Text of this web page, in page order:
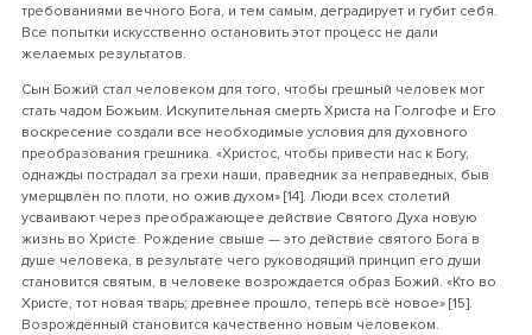
требованиями вечного Бога, и тем самым, деградирует и губит себя.
Все попытки искусственно остановить этот процесс не дали
желаемых результатов.
Сын Божий стал человеком для того, чтобы грешный человек мог
стать чадом Божьим. Искупительная смерть Христа на Голгофе и Его
воскресение создали все необходимые условия для духовного
преобразования грешника. «Христос, чтобы привести нас к Богу,
однажды пострадал за грехи наши, праведник за неправедных, быв
умерщвлён по плоти, но ожив духом» [14]. Люди всех столетий
усваивают через преображающее действие Святого Духа новую
жизнь во Христе. Рождение свыше — это действие святого Бога в
душе человека, в результате чего руководящий принцип его души
становится святым, в человеке возрождается образ Божий. «Кто во
Христе, тот новая тварь; древнее прошло, теперь всё новое» [15].
Возрождённый становится качественно новым человеком.